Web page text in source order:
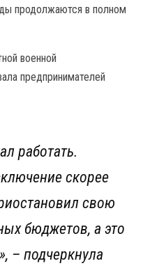
продолжаются в полном
военной
предпринимателей
работать.
скорее
свою
бюджетов, а это
– подчеркнула